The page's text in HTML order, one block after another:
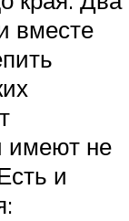
вместе
имеют не
и